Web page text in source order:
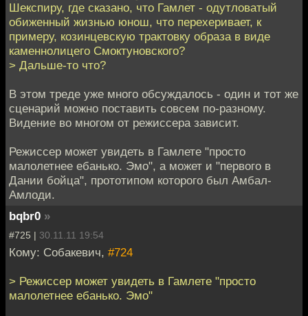
Шекспиру, где сказано, что Гамлет - одутловатый
обиженный жизнью юнош, что перехеривает, к
примеру, козинцевскую трактовку образа в виде
каменнолицего Смоктуновского?
> Дальше-то что?
В этом треде уже много обсуждалось - один и тот же
сценарий можно поставить совсем по-разному.
Видение во многом от режиссера зависит.
Режиссер может увидеть в Гамлете "просто
малолетнее ебанько. Эмо", а может и "первого в
Дании бойца", прототипом которого был Амбал-
Амлоди.
bqbr0 »
#725 | 30.11.11 19:54
Кому: Собакевич, #724
> Режиссер может увидеть в Гамлете "просто
малолетнее ебанько. Эмо"